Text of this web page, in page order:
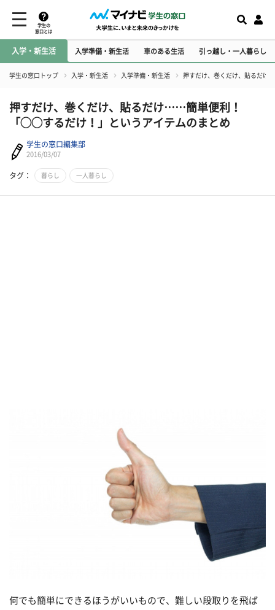
学生の
窓口とは
入学・新生活 入学準備・新生活 車のある生活 引っ越し・一人暮らし
学生の窓口トップ 入学・新生活 入学準備・新生活 押すだけ、巻くだけ、貼るだ
押すだけ、巻くだけ、貼るだけ……簡単便利！
「◯◯するだけ！」というアイテムのまとめ
学生の窓口編集部
2016/03/07
タグ： 暮らし 一人暮らし
何でも簡単にできるほうがいいもので、難しい段取りを飛ば